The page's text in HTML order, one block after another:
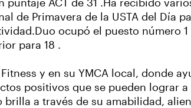
puntaje ACT de 31 .Ha recibido
de Primavera de la USTA del Día
ocupó el puesto número
para 18 .
y en su YMCA local, donde
positivos que se pueden lograr
brilla a través de su amabilidad,